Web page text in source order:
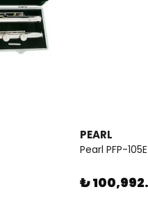
PEARL
Pearl PFP-
₺